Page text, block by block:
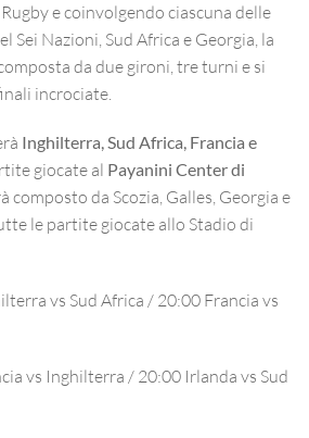
e coinvolgendo ciascuna delle
Sei Nazioni, Sud Africa e Georgia, la
da due gironi, tre turni e si
incrociate.
Inghilterra, Sud Africa, Francia e
giocate al Payanini Center di
composto da Scozia, Galles, Georgia e
le partite giocate allo Stadio di
vs Sud Africa / 20:00 Francia vs
vs Inghilterra / 20:00 Irlanda vs Sud